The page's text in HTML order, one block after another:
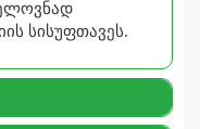
სისუფთავეს.